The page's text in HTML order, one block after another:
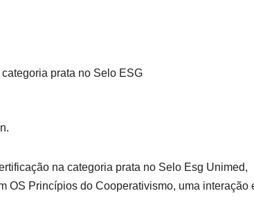
prata no Selo ESG
na categoria prata no Selo Esg Unimed,
OS Princípios do Cooperativismo, uma interação